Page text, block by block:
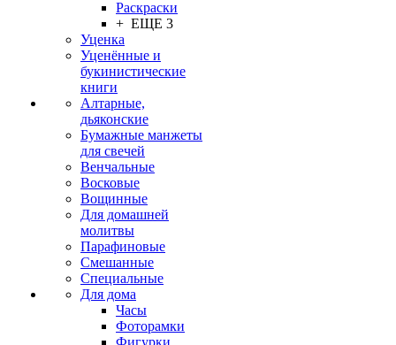
Раскраски
+ ЕЩЕ 3
Уценка
Уценённые и
букинистические
книги
Алтарные,
дьяконские
Бумажные манжеты
для свечей
Венчальные
Восковые
Вощинные
Для домашней
молитвы
Парафиновые
Смешанные
Специальные
Для дома
Часы
Фоторамки
Фигурки